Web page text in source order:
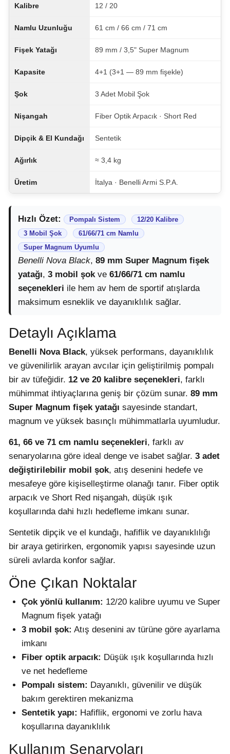
Kalibre 12 / 20
Namlu Uzunluğu 61 cm / 66 cm / 71 cm
Fişek Yatağı 89 mm / 3,5" Super Magnum
Kapasite 4+1 (3+1 — 89 mm fişekle)
Şok 3 Adet Mobil Şok
Nişangah Fiber Optik Arpacık · Short Red
Dipçik & El Kundağı Sentetik
Ağırlık ≈ 3,4 kg
Üretim İtalya · Benelli Armi S.P.A.
Hızlı Özet: Pompalı Sistem
12/20 Kalibre
3 Mobil Şok
61/66/71 cm Namlu
Super Magnum Uyumlu
Benelli Nova Black, 89 mm Super Magnum fişek
yatağı, 3 mobil şokve 61/66/71 cm namlu
seçenekleri ile hem av hem de sportif atışlarda
maksimum esneklik ve dayanıklılık sağlar.
Detaylı Açıklama
Benelli Nova Black, yüksek performans, dayanıklılık
ve güvenilirlik arayan avcılar için geliştirilmiş pompalı
bir av tüfeğidir. 12 ve 20 kalibre seçenekleri, farklı
mühimmat ihtiyaçlarına geniş bir çözüm sunar. 89 mm
Super Magnum fişek yatağı sayesinde standart,
magnum ve yüksek basınçlı mühimmatlarla uyumludur.
61, 66 ve 71 cm namlu seçenekleri, farklı av
senaryolarına göre ideal denge ve isabet sağlar. 3 adet
değiştirilebilir mobil şok, atış desenini hedefe ve
mesafeye göre kişiselleştirme olanağı tanır. Fiber optik
arpacık ve Short Red nişangah, düşük ışık
koşullarında dahi hızlı hedefleme imkanı sunar.
Sentetik dipçik ve el kundağı, hafiflik ve dayanıklılığı
bir araya getirirken, ergonomik yapısı sayesinde uzun
süreli avlarda konfor sağlar.
Öne Çıkan Noktalar
Çok yönlü kullanım: 12/20 kalibre uyumu ve Super
Magnum fişek yatağı
3 mobil şok: Atış desenini av türüne göre ayarlama
imkanı
Fiber optik arpacık: Düşük ışık koşullarında hızlı
ve net hedefleme
Pompalı sistem: Dayanıklı, güvenilir ve düşük
bakım gerektiren mekanizma
Sentetik yapı: Hafiflik, ergonomi ve zorlu hava
koşullarına dayanıklılık
Kullanım Senaryoları